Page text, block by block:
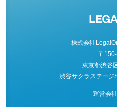
株式会社
〒
東京都渋谷
渋谷サクラステージ
運営会